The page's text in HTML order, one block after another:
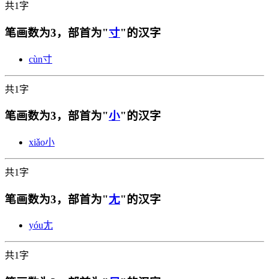
共1字
笔画数为3，部首为"寸"的汉字
cùn寸
共1字
笔画数为3，部首为"小"的汉字
xiǎo小
共1字
笔画数为3，部首为"尢"的汉字
yóu尢
共1字